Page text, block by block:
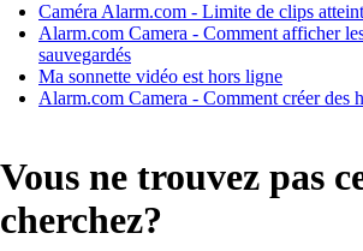
Caméra Alarm.com - Limite de clips
Alarm.com Camera - Comment afficher
sauvegardés
Ma sonnette vidéo est hors ligne
Alarm.com Camera - Comment créer des
Vous ne trouvez pas
cherchez?